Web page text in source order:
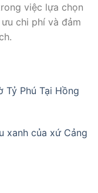
việc lựa chọn
chi phí và đảm
Tỷ Phú Tại Hồng
xanh của xứ Cảng